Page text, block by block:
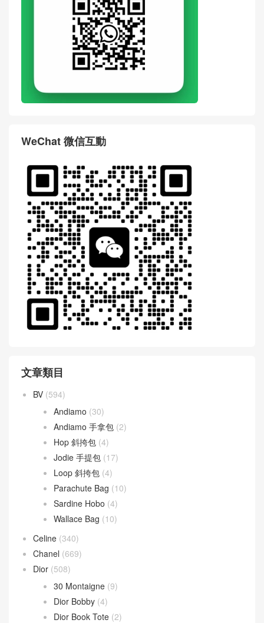
WeChat 微信互動
文章類目
BV (594)
Andiamo (30)
Andiamo 手拿包 (2)
Hop 斜挎包 (4)
Jodie 手提包 (17)
Loop 斜挎包 (4)
Parachute Bag (10)
Sardine Hobo (4)
Wallace Bag (10)
Celine (340)
Chanel (669)
Dior (508)
30 Montaigne (9)
Dior Bobby (4)
Dior Book Tote (2)